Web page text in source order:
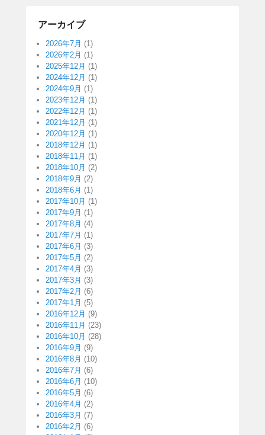
アーカイブ
2026年7月 (1)
2026年2月 (1)
2025年12月 (1)
2024年12月 (1)
2024年9月 (1)
2023年12月 (1)
2022年12月 (1)
2021年12月 (1)
2020年12月 (1)
2018年12月 (1)
2018年11月 (1)
2018年10月 (2)
2018年9月 (2)
2018年6月 (1)
2017年10月 (1)
2017年9月 (1)
2017年8月 (4)
2017年7月 (1)
2017年6月 (3)
2017年5月 (2)
2017年4月 (3)
2017年3月 (3)
2017年2月 (6)
2017年1月 (5)
2016年12月 (9)
2016年11月 (23)
2016年10月 (28)
2016年9月 (9)
2016年8月 (10)
2016年7月 (6)
2016年6月 (10)
2016年5月 (6)
2016年4月 (2)
2016年3月 (7)
2016年2月 (6)